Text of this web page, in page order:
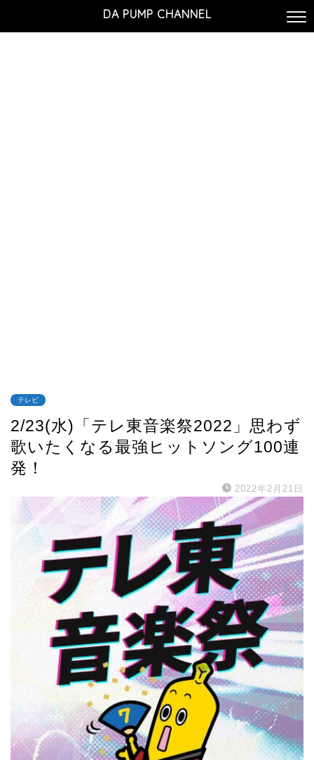
DA PUMP CHANNEL
テレビ
2/23(水)「テレ東音楽祭2022」思わず
歌いたくなる最強ヒットソング100連
発！
2022年2月21日